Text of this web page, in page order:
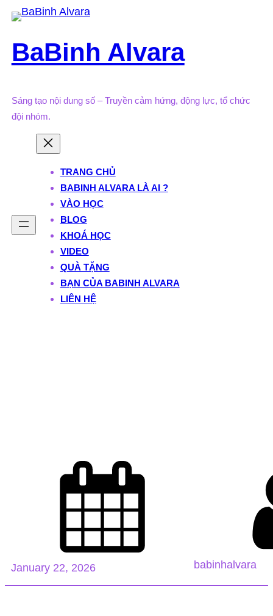
Skip
content
BaBinh Alvara
Sáng tạo nội dung số – Truyền cảm hứng, động lực, tổ chức
đội nhóm.
TRANG CHỦ
BABINH ALVARA LÀ AI ?
VÀO HỌC
BLOG
KHOÁ HỌC
VIDEO
QUÀ TẶNG
BẠN CỦA BABINH ALVARA
LIÊN HỆ
January 22, 2026 babinhalvara